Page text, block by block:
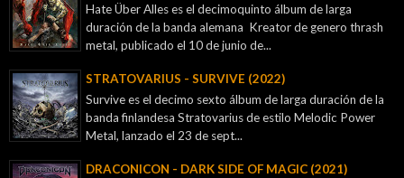
Hate Über Alles es el decimoquinto álbum de larga
duración de la banda alemana Kreator de genero thrash
metal, publicado el 10 de junio de...
STRATOVARIUS - SURVIVE (2022)
Survive es el decimo sexto álbum de larga duración de la
banda finlandesa Stratovarius de estilo Melodic Power
Metal, lanzado el 23 de sept...
DRACONICON - DARK SIDE OF MAGIC (2021)